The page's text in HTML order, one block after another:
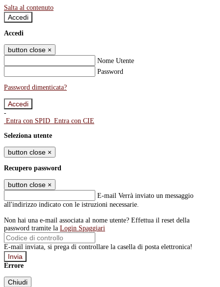
Salta al contenuto
Accedi
Accedi
button close ×
Nome Utente
Password
Password dimenticata?
-
Entra con SPID Entra con CIE
Seleziona utente
button close ×
Recupero password
button close ×
E-mail Verrà inviato un messaggio
all'indirizzo indicato con le istruzioni necessarie.
Non hai una e-mail associata al nome utente? Effettua il reset della
password tramite la Login Spaggiari
E-mail inviata, si prega di controllare la casella di posta elettronica!
Errore
Chiudi